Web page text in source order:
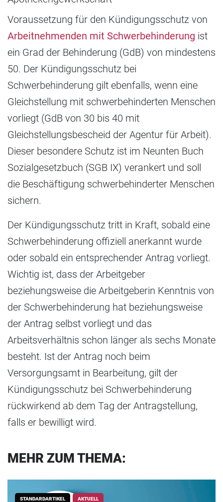
Voraussetzung für den Kündigungsschutz von
Arbeitnehmenden mit Schwerbehinderung ist
ein Grad der Behinderung (GdB) von mindestens
50. Der Kündigungsschutz bei
Schwerbehinderung gilt ebenfalls, wenn eine
Gleichstellung mit schwerbehinderten Menschen
vorliegt (GdB von 30 bis 40 mit
Gleichstellungsbescheid der Agentur für Arbeit).
Dieser besondere Schutz ist im Neunten Buch
Sozialgesetzbuch (SGB IX) verankert und soll
die Beschäftigung schwerbehinderter Menschen
sichern.
Der Kündigungsschutz tritt in Kraft, sobald eine
Schwerbehinderung offiziell anerkannt wurde
oder sobald ein entsprechender Antrag vorliegt.
Wichtig ist, dass der Arbeitgeber
beziehungsweise die Arbeitgeberin Kenntnis von
der Schwerbehinderung hat beziehungsweise
der Antrag selbst vorliegt und das
Arbeitsverhältnis schon länger als sechs Monate
besteht. Ist der Antrag noch beim
Versorgungsamt in Bearbeitung, gilt der
Kündigungsschutz bei Schwerbehinderung
rückwirkend ab dem Tag der Antragstellung,
falls er bewilligt wird.
MEHR ZUM THEMA:
STANDARDARTIKEL AKTUELL